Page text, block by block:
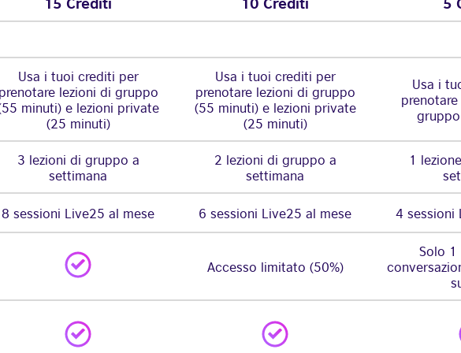
Usa i tuoi crediti per
lezioni di gruppo
minuti) e lezioni private
(25 minuti)
Usa i tuoi crediti per
prenotare lezioni di gruppo
(55 minuti) e lezioni private
(25 minuti)
Usa i
3 lezioni di gruppo a
settimana
2 lezioni di gruppo a
settimana
1
8 sessioni Live25 al mese
6 sessioni Live25 al mese 4 sessioni
Accesso limitato (50%)
Solo